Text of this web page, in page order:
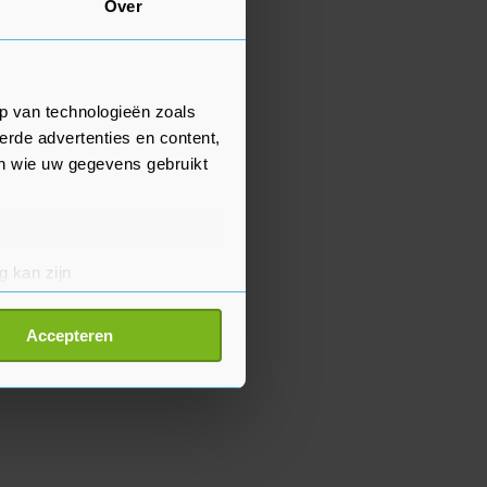
Over
van technologieën zoals
advertenties en content,
wie uw gegevens gebruikt
kan zijn
detailgedeelte
Accepteren